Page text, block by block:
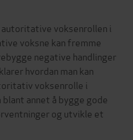
autoritative voksenrollen i
voksne kan fremme
negative handlinger
hvordan man kan
voksenrolle i
annet å bygge gode
og utvikle et